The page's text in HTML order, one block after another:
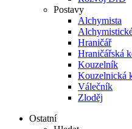
Postavy
Alchymista
Hraničář
Hraničářská
Kouzelník
Kouzelnická
Válečník
Zloděj
Ostatní